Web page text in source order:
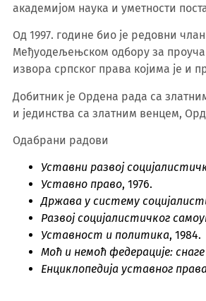
академијом наука и уметности
Од 1997. године био је редовни
Међуодељењском одбору за
извора српског права којима је и
Добитник је Ордена рада са
и јединства са златним венцем,
Одабрани радови
Уставни развој
Уставно право, 1976.
Држава у систему
Развој социјалистичког
Уставност и политика, 1984.
Моћ и немоћ федерације:
Енциклопедија уставног